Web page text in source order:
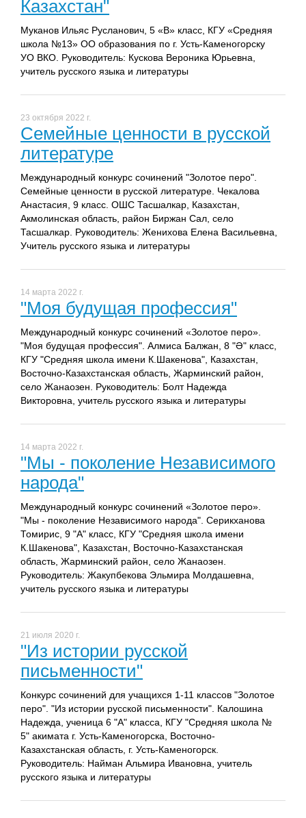
Казахстан"
Муканов Ильяс Русланович, 5 «В» класс, КГУ «Средняя
школа №13» ОО образования по г. Усть-Каменогорску
УО ВКО. Руководитель: Кускова Вероника Юрьевна,
учитель русского языка и литературы
23 октября 2022 г.
Семейные ценности в русской
литературе
Международный конкурс сочинений "Золотое перо".
Семейные ценности в русской литературе. Чекалова
Анастасия, 9 класс. ОШС Тасшалкар, Казахстан,
Акмолинская область, район Биржан Сал, село
Тасшалкар. Руководитель: Женихова Елена Васильевна,
Учитель русского языка и литературы
14 марта 2022 г.
"Моя будущая профессия"
Международный конкурс сочинений «Золотое перо».
"Моя будущая профессия". Алмиса Балжан, 8 "Ә" класс,
КГУ "Средняя школа имени К.Шакенова", Казахстан,
Восточно-Казахстанская область, Жарминский район,
село Жанаозен. Руководитель: Болт Надежда
Викторовна, учитель русского языка и литературы
14 марта 2022 г.
"Мы - поколение Независимого
народа"
Международный конкурс сочинений «Золотое перо».
"Мы - поколение Независимого народа". Серикханова
Томирис, 9 "А" класс, КГУ "Средняя школа имени
К.Шакенова", Казахстан, Восточно-Казахстанская
область, Жарминский район, село Жанаозен.
Руководитель: Жакупбекова Эльмира Молдашевна,
учитель русского языка и литературы
21 июля 2020 г.
"Из истории русской
письменности"
Конкурс сочинений для учащихся 1-11 классов "Золотое
перо". "Из истории русской письменности". Калошина
Надежда, ученица 6 "А" класса, КГУ "Средняя школа №
5" акимата г. Усть-Каменогорска, Восточно-
Казахстанская область, г. Усть-Каменогорск.
Руководитель: Найман Альмира Ивановна, учитель
русского языка и литературы